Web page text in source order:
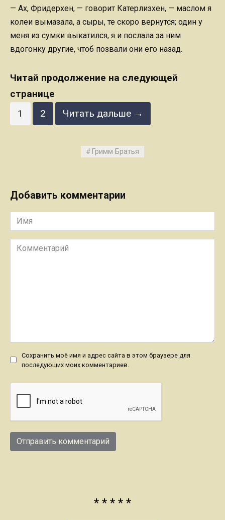
— Ах, Фридерхен, — говорит Катерлизхен, — маслом я
колеи вымазала, а сыры, те скоро вернутся; один у
меня из сумки выкатился, я и послала за ним
вдогонку другие, чтоб позвали они его назад.
Читай продолжение на следующей
странице
1
2 Читать дальше →
Гримм Братья
Добавить комментарии
Имя
Комментарий
Сохранить моё имя и адрес сайта в этом браузере для
последующих моих комментариев.
* * * * *